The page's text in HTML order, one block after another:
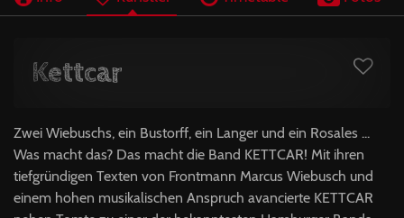
Kettcar
Zwei Wiebuschs, ein Bustorff, ein Langer und ein Rosales ...
Was macht das? Das macht die Band KETTCAR! Mit ihren
tiefgründigen Texten von Frontmann Marcus Wiebusch und
einem hohen musikalischen Anspruch avancierte KETTCAR